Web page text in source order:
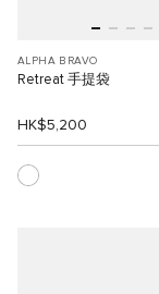
ALPHA BRAVO
Retreat 手提袋
HK$5,200